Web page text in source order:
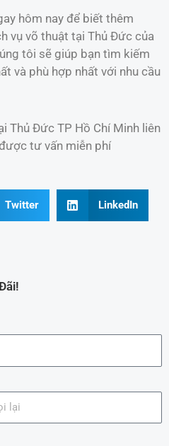
hôm nay để biết thêm
vụ võ thuật tại Thủ Đức của
tôi sẽ giúp bạn tìm kiếm
và phù hợp nhất với nhu cầu
Thủ Đức TP Hồ Chí Minh liên
tư vấn miễn phí
Twitter LinkedIn